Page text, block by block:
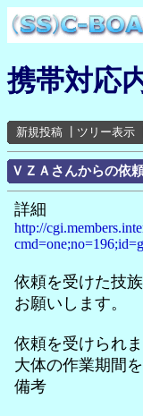
携帯対応
新規投稿 ツリー表示
ＶＺＡさんからの依
詳細
http://
依頼を受けた技
お願いします。
依頼を受けら
大体の作業期間
備考